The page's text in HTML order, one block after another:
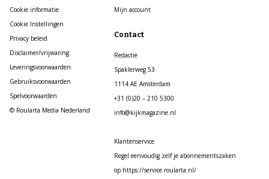
Cookie informatie
Cookie Instellingen
Privacy beleid
Disclaimer/vrijwaring
Leveringsvoorwaarden
Gebruiksvoorwaarden
Spelvoorwaarden
© Roularta Media Nederland
Mijn account
Contact
Redactie
Spaklerweg 53
1114 AE Amsterdam
+31 (0)20 – 210 5300
info@kijkmagazine.nl
Klantenservice
Regel eenvoudig zelf je abonnementszaken
op https://service.roularta.nl/